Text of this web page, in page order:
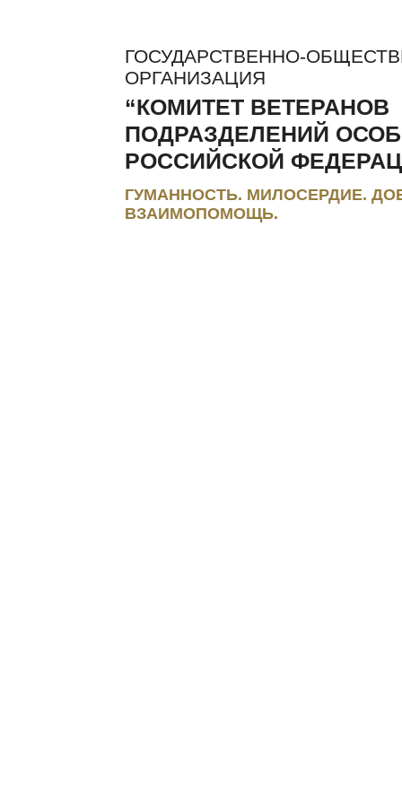
ГОСУДАРСТВЕННО-
ОРГАНИЗАЦИЯ
“КОМИТЕТ ВЕТЕРАНОВ
ПОДРАЗДЕЛЕНИЙ
РОССИЙСКОЙ
ГУМАННОСТЬ. МИЛОСЕРДИЕ.
ВЗАИМОПОМОЩЬ.